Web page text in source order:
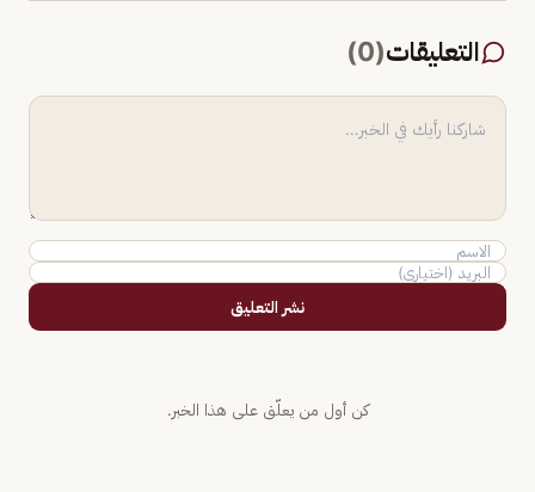
التعليقات(
0
)
نشر التعليق
كن أول من يعلّق على هذا الخبر.